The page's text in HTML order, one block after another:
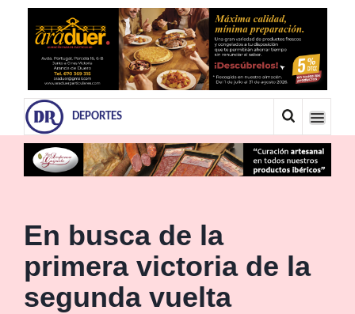
DEPORTES
En busca de la
primera victoria de la
segunda vuelta